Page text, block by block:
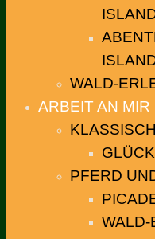
WALD-
ARBEIT AN MIR
PFERD
WALD-